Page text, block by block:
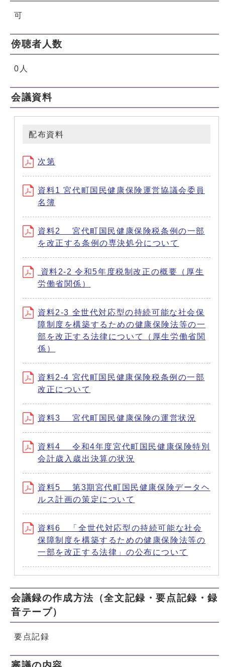
可
傍聴者人数
0人
会議資料
配布資料
次第
資料1 宮代町国民健康保険運営協議会委員
名簿
資料2 宮代町国民健康保険税条例の一部
を改正する条例の専決処分について
資料2-2 令和5年度税制改正の概要（厚生
労働省関係）
資料2-3 全世代対応型の持続可能な社会保
障制度を構築するための健康保険法等の一
部を改正する法律について（厚生労働省関
係）
資料2-4 宮代町国民健康保険税条例の一部
改正について
資料3 宮代町国民健康保険の運営状況
資料4 令和4年度宮代町国民健康保険特別
会計歳入歳出決算の状況
資料5 第3期宮代町国民健康保険データヘ
ルス計画の策定について
資料6 「全世代対応型の持続可能な社会
保障制度を構築するための健康保険法等の
一部を改正する法律」の公布について
会議録の作成方法（全文記録・要点記録・録
音テープ）
要点記録